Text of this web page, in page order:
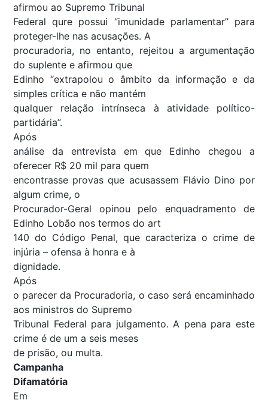
afirmou ao Supremo Tribunal
Federal qure possui “imunidade parlamentar” para
proteger-lhe nas acusações. A
procuradoria, no entanto, rejeitou a argumentação
do suplente e afirmou que
Edinho “extrapolou o âmbito da informação e da
simples crítica e não mantém
qualquer relação intrínseca à atividade político-
partidária”.
Após
análise da entrevista em que Edinho chegou a
oferecer R$ 20 mil para quem
encontrasse provas que acusassem Flávio Dino por
algum crime, o
Procurador-Geral opinou pelo enquadramento de
Edinho Lobão nos termos do art
140 do Código Penal, que caracteriza o crime de
injúria – ofensa à honra e à
dignidade.
Após
o parecer da Procuradoria, o caso será encaminhado
aos ministros do Supremo
Tribunal Federal para julgamento. A pena para este
crime é de um a seis meses
de prisão, ou multa.
Campanha
Difamatória
Em